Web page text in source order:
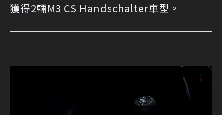
獲得2輛M3 CS Handschalter車型。